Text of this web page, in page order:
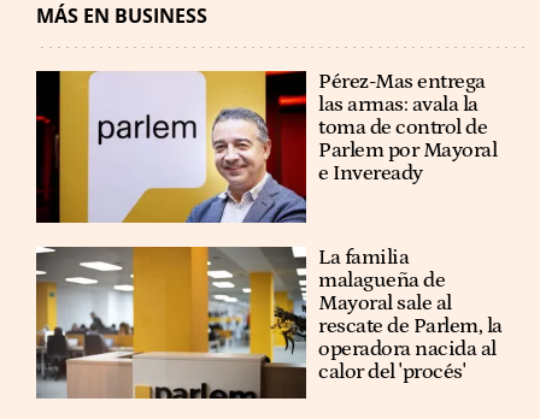
MÁS EN BUSINESS
Pérez-Mas entrega
las armas: avala la
toma de control de
Parlem por Mayoral
e Inveready
La familia
malagueña de
Mayoral sale al
rescate de Parlem, la
operadora nacida al
calor del 'procés'